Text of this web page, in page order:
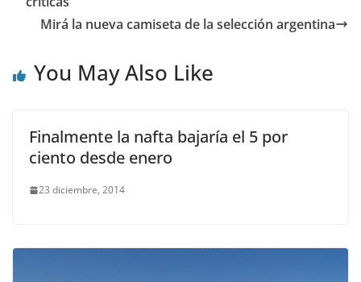
Mirá la nueva camiseta de la selección argentina
You May Also Like
Finalmente la nafta bajaría el 5 por
ciento desde enero
23 diciembre, 2014